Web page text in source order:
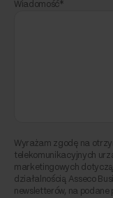
Wiadomość*
Wyrażam zgodę na
telekomunikacyjnych
marketingowych
działalnością Asseco
newsletterów, na